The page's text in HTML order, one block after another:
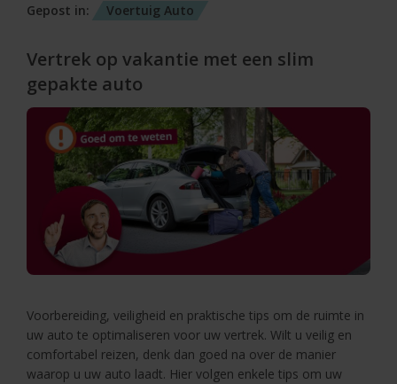
Gepost in:
Voertuig Auto
Vertrek op vakantie met een slim
gepakte auto
Voorbereiding, veiligheid en praktische tips om de ruimte in
uw auto te optimaliseren voor uw vertrek. Wilt u veilig en
comfortabel reizen, denk dan goed na over de manier
waarop u uw auto laadt. Hier volgen enkele tips om uw